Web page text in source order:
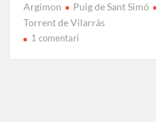
Argimon Puig de Sant Simó
Torrent de Vilarràs
1 comentaria